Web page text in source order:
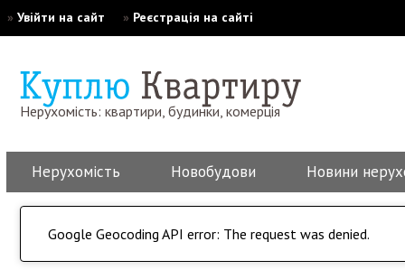
» Увійти на сайт » Реєстрація на сайті
Нерухомість: квартири, будинки, комерція
Нерухомість Новобудови Новини
Google Geocoding API error: The request was denied.